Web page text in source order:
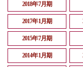
2018年7月期
2017年1月期
2015年7月期
2014年1月期